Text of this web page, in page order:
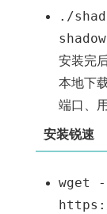
./
安装完
本地下
端口、
安装锐速
wget